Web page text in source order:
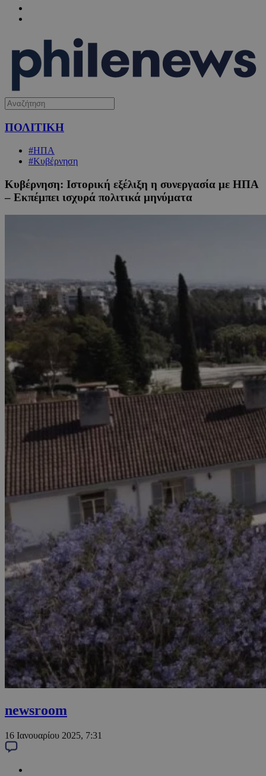
ΠΟΛΙΤΙΚΗ
#ΗΠΑ
#Κυβέρνηση
Κυβέρνηση: Iστορική εξέλιξη η συνεργασία με ΗΠΑ
– Εκπέμπει ισχυρά πολιτικά μηνύματα
newsroom
16 Ιανουαρίου 2025, 7:31